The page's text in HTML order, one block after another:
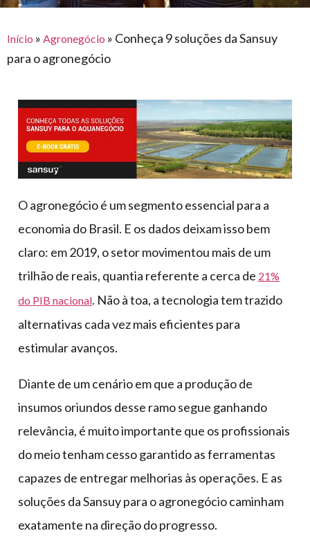
eventos
para
agronegócio
toldos
construção
civil
mercado
automotivo
móveis,
calçados,
epi's
multiúso
e logística
armazenagem
lonas
de
caminhoneiro
Início » Agronegócio » Conheça 9 soluções da Sansuy
para o agronegócio
O agronegócio é um segmento essencial para a
economia do Brasil. E os dados deixam isso bem
claro: em 2019, o setor movimentou mais de um
trilhão de reais, quantia referente a cerca de 21%
do PIB nacional. Não à toa, a tecnologia tem trazido
alternativas cada vez mais eficientes para
estimular avanços.
Diante de um cenário em que a produção de
insumos oriundos desse ramo segue ganhando
relevância, é muito importante que os profissionais
do meio tenham cesso garantido as ferramentas
capazes de entregar melhorias às operações. E as
soluções da Sansuy para o agronegócio caminham
exatamente na direção do progresso.